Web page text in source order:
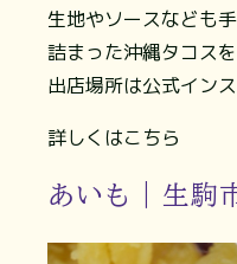
生地やソースなども
詰まった沖縄タコスを
出店場所は公式イン
詳しくはこちら
あいも｜生駒